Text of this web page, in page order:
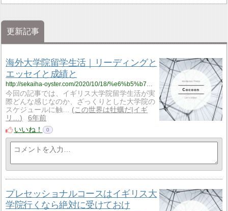
更新記事
海外大学院留学生活｜リーディングと
エッセイと成績と
http://sekaiha-oyster.com/2020/10/18/%e6%b5%b7%e5%a4%96%e5%a4%a7%e5%ad%a6%e9%99%a2%e7%95%99%e5%ad%a6%e7%94%9f%e6%b4%bb%ef%bd%9c%e3%83%aa%e3%83%bc%e3%83%87%e3%82%a3%e3%83%b3%e3%82%b0%e3%81%a8%e3%82%a8%e3%83%83%e3%82%bb%e3%82%a4%e3%81%a8/
今回の記事では、イギリス大学院留学生活が実
際どんな感じなのか、ざっくりとした大学院の
スケジュールに触…
この世界は牡蠣だ|イギ
リ…
6年前
いいね！
0
プレセッショナルコースはイギリス大
学院行くなら絶対に受けておけ